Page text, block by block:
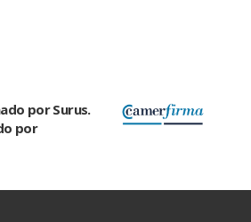
por Surus.
por